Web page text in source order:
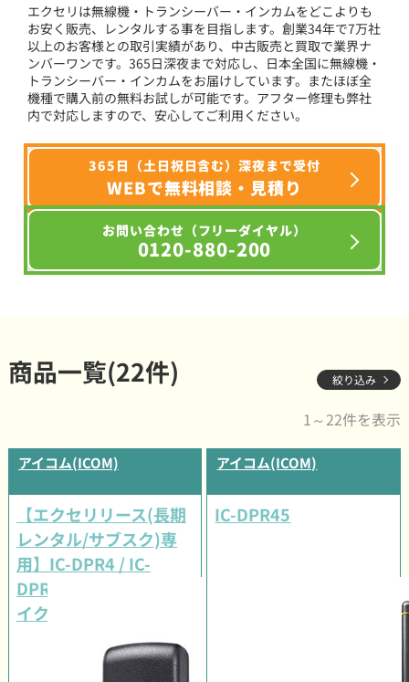
エクセリは無線機・トランシーバー・インカムをどこよりも
お安く販売、レンタルする事を目指します。創業34年で7万社
以上のお客様との取引実績があり、中古販売と買取で業界ナ
ンバーワンです。365日深夜まで対応し、日本全国に無線機・
トランシーバー・インカムをお届けしています。またほぼ全
機種で購入前の無料お試しが可能です。アフター修理も弊社
内で対応しますので、安心してご利用ください。
365日（土日祝日含む）深夜まで受付
WEBで無料相談・見積り
お問い合わせ（フリーダイヤル）
0120-880-200
商品一覧(22件) 絞り込み
1～22件を表示
アイコム(ICOM)
【エクセリリース(長期
レンタル/サブスク)専
用】IC-DPR4 / IC-
DPR4 PLUSイヤホンマ
イクセット
アイコム(ICOM)
IC-DPR45